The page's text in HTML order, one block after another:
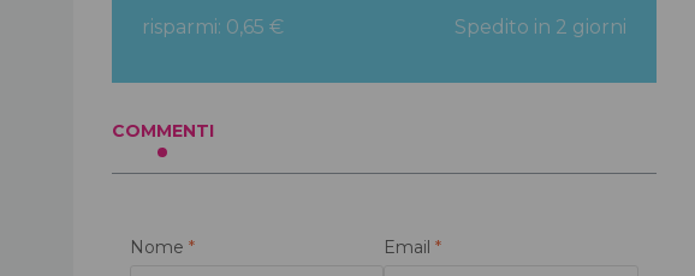
risparmi: 0,65 € Spedito in 2 giorni
COMMENTI
Nome * Email*